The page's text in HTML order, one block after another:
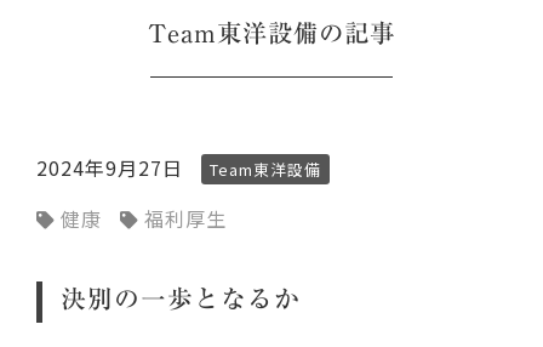
Team東洋設備 の記事
2024年9月27日 Team東洋設備
健康 福利厚生
決別の一歩となるか